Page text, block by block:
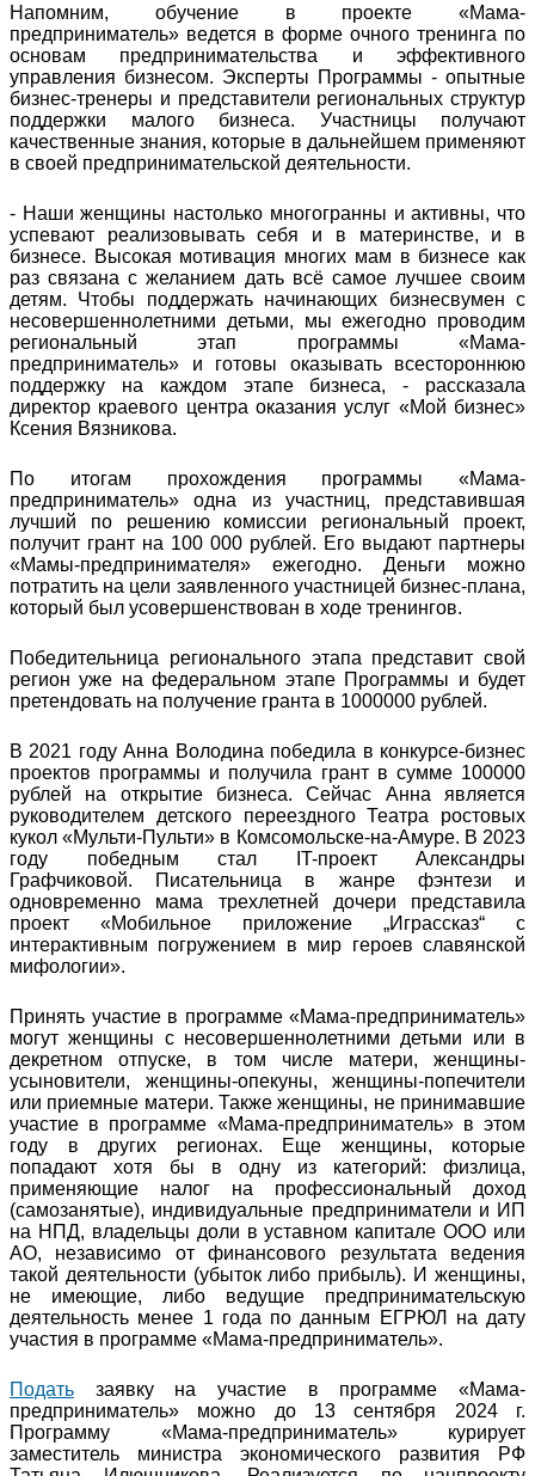
Напомним, обучение в проекте «Мама-
предприниматель» ведется в форме очного тренинга по
основам предпринимательства и эффективного
управления бизнесом. Эксперты Программы - опытные
бизнес-тренеры и представители региональных структур
поддержки малого бизнеса. Участницы получают
качественные знания, которые в дальнейшем применяют
в своей предпринимательской деятельности.
- Наши женщины настолько многогранны и активны, что
успевают реализовывать себя и в материнстве, и в
бизнесе. Высокая мотивация многих мам в бизнесе как
раз связана с желанием дать всё самое лучшее своим
детям. Чтобы поддержать начинающих бизнесвумен с
несовершеннолетними детьми, мы ежегодно проводим
региональный этап программы «Мама-
предприниматель» и готовы оказывать всестороннюю
поддержку на каждом этапе бизнеса, - рассказала
директор краевого центра оказания услуг «Мой бизнес»
Ксения Вязникова.
По итогам прохождения программы «Мама-
предприниматель» одна из участниц, представившая
лучший по решению комиссии региональный проект,
получит грант на 100 000 рублей. Его выдают партнеры
«Мамы-предпринимателя» ежегодно. Деньги можно
потратить на цели заявленного участницей бизнес-плана,
который был усовершенствован в ходе тренингов.
Победительница регионального этапа представит свой
регион уже на федеральном этапе Программы и будет
претендовать на получение гранта в 1000000 рублей.
В 2021 году Анна Володина победила в конкурсе-бизнес
проектов программы и получила грант в сумме 100000
рублей на открытие бизнеса. Сейчас Анна является
руководителем детского переездного Театра ростовых
кукол «Мульти-Пульти» в Комсомольске-на-Амуре. В 2023
году победным стал IT-проект Александры
Графчиковой. Писательница в жанре фэнтези и
одновременно мама трехлетней дочери представила
проект «Мобильное приложение „Играссказ“ с
интерактивным погружением в мир героев славянской
мифологии».
Принять участие в программе «Мама-предприниматель»
могут женщины с несовершеннолетними детьми или в
декретном отпуске, в том числе матери, женщины-
усыновители, женщины-опекуны, женщины-попечители
или приемные матери. Также женщины, не принимавшие
участие в программе «Мама-предприниматель» в этом
году в других регионах. Еще женщины, которые
попадают хотя бы в одну из категорий: физлица,
применяющие налог на профессиональный доход
(самозанятые), индивидуальные предприниматели и ИП
на НПД, владельцы доли в уставном капитале ООО или
АО, независимо от финансового результата ведения
такой деятельности (убыток либо прибыль). И женщины,
не имеющие, либо ведущие предпринимательскую
деятельность менее 1 года по данным ЕГРЮЛ на дату
участия в программе «Мама-предприниматель».
Подать заявку на участие в программе «Мама-
предприниматель» можно до 13 сентября 2024 г.
Программу «Мама-предприниматель» курирует
заместитель министра экономического развития РФ